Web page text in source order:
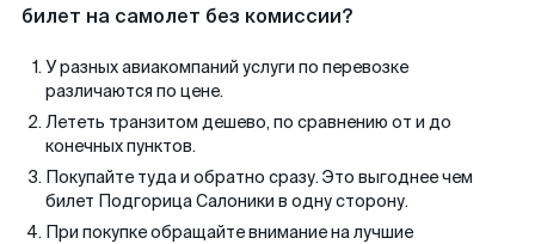
билет на самолет без комиссии?
У разных авиакомпаний услуги по перевозке
различаются по цене.
Лететь транзитом дешево, по сравнению от и до
конечных пунктов.
Покупайте туда и обратно сразу. Это выгоднее чем
билет Подгорица Салоники в одну сторону.
При покупке обращайте внимание на лучшие